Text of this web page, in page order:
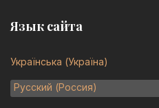
Язык сайта
Выберите язык
Українська (Україна)
Русский (Россия)